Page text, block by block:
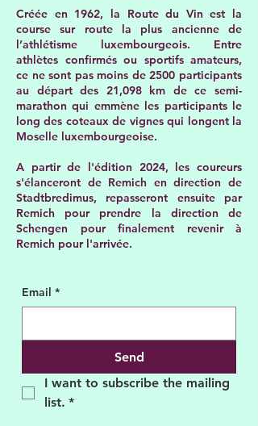
Créée en 1962, la Route du Vin est la
course sur route la plus ancienne de
l’athlétisme luxembourgeois. Entre
athlètes confirmés ou sportifs amateurs,
ce ne sont pas moins de 2500 participants
au départ des 21,098 km de ce semi-
marathon qui emmène les participants le
long des coteaux de vignes qui longent la
Moselle luxembourgeoise.
A partir de l'édition 2024, les coureurs
s'élanceront de Remich en direction de
Stadtbredimus, repasseront ensuite par
Remich pour prendre la direction de
Schengen pour finalement revenir à
Remich pour l'arrivée. ​
Email *
Send
I want to subscribe the mailing
list. *